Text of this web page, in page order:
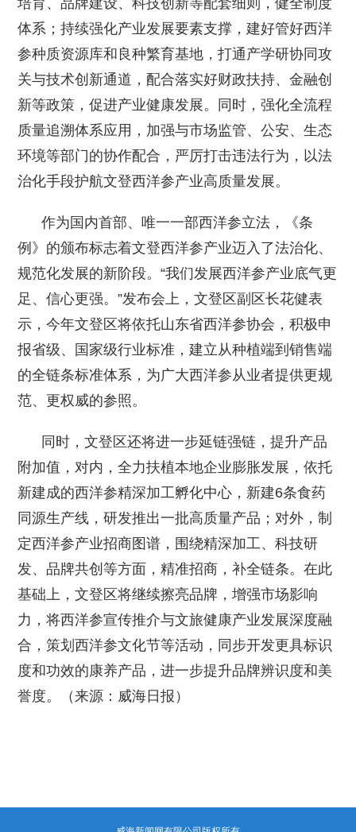
体系；持续强化产业发展要素支撑，建好管好西洋
参种质资源库和良种繁育基地，打通产学研协同攻
关与技术创新通道，配合落实好财政扶持、金融创
新等政策，促进产业健康发展。同时，强化全流程
质量追溯体系应用，加强与市场监管、公安、生态
环境等部门的协作配合，严厉打击违法行为，以法
治化手段护航文登西洋参产业高质量发展。
作为国内首部、唯一一部西洋参立法，《条
例》的颁布标志着文登西洋参产业迈入了法治化、
规范化发展的新阶段。“我们发展西洋参产业底气更
足、信心更强。”发布会上，文登区副区长花健表
示，今年文登区将依托山东省西洋参协会，积极申
报省级、国家级行业标准，建立从种植端到销售端
的全链条标准体系，为广大西洋参从业者提供更规
范、更权威的参照。
同时，文登区还将进一步延链强链，提升产品
附加值，对内，全力扶植本地企业膨胀发展，依托
新建成的西洋参精深加工孵化中心，新建6条食药
同源生产线，研发推出一批高质量产品；对外，制
定西洋参产业招商图谱，围绕精深加工、科技研
发、品牌共创等方面，精准招商，补全链条。在此
基础上，文登区将继续擦亮品牌，增强市场影响
力，将西洋参宣传推介与文旅健康产业发展深度融
合，策划西洋参文化节等活动，同步开发更具标识
度和功效的康养产品，进一步提升品牌辨识度和美
誉度。（来源：威海日报）